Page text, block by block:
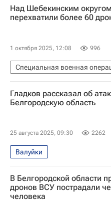
Белгородская область
Вооруженные силы Украины
Над Шебекинским округом
перехватили более 60
1 октября 2025, 12:08 996
Специальная военная
Происшествия
Украина
Шебекино
Гладков рассказал об
Белгородскую область
25 августа 2025, 09:30 2262
Валуйки
Специальная военная
Белгородская область
Вячеслав Гладков
В Белгородской области
дронов ВСУ пострадали
человека